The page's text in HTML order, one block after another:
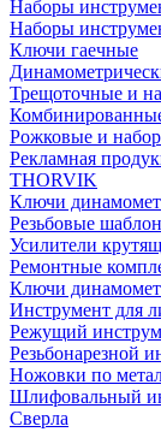
Наборы
Наборы
Ключи гаечные
Трещоточные и
Рожковые и
Рекламная
THORVIK
Ключи
Резьбовые
Усилители
Ремонтные
Ключи
Инструмент для
Режущий
Резьбонарезной
Ножовки по
Шлифовальный
Сверла